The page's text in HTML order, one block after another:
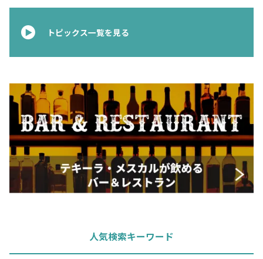
トピックス一覧を見る
人気検索キーワード